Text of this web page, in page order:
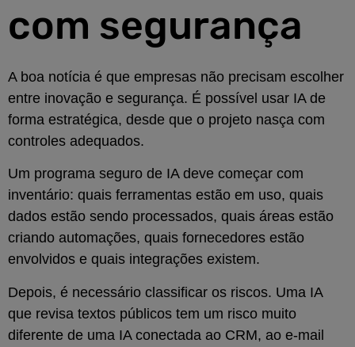
com segurança
A boa notícia é que empresas não precisam escolher
entre inovação e segurança. É possível usar IA de
forma estratégica, desde que o projeto nasça com
controles adequados.
Um programa seguro de IA deve começar com
inventário: quais ferramentas estão em uso, quais
dados estão sendo processados, quais áreas estão
criando automações, quais fornecedores estão
envolvidos e quais integrações existem.
Depois, é necessário classificar os riscos. Uma IA
que revisa textos públicos tem um risco muito
diferente de uma IA conectada ao CRM, ao e-mail